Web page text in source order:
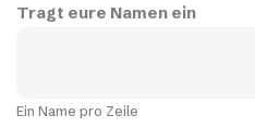
Tragt eure Namen ein
Ein Name pro Zeile